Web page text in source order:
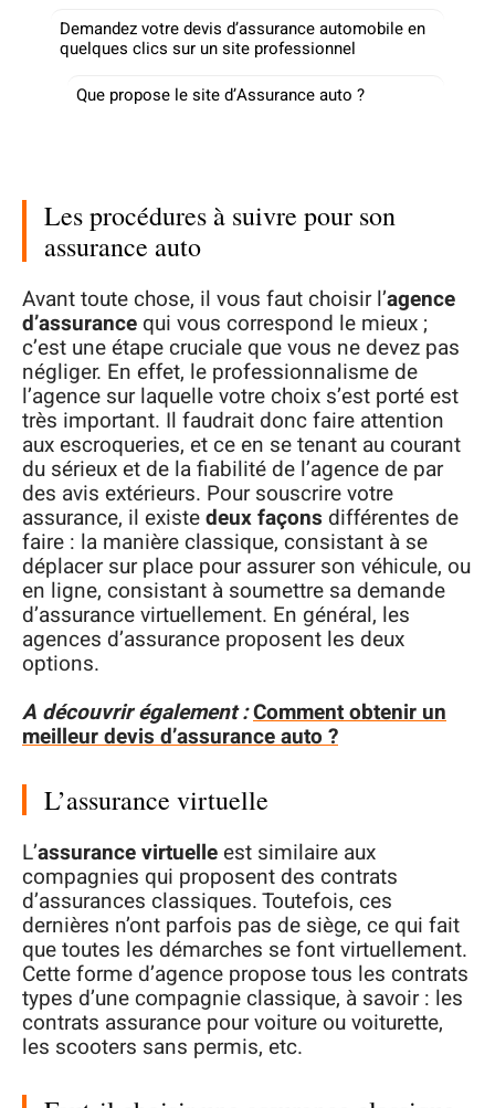
Demandez votre devis d’assurance automobile en
quelques clics sur un site professionnel
Que propose le site d’Assurance auto ?
Les procédures à suivre pour son
assurance auto
Avant toute chose, il vous faut choisir l’agence
d’assurance qui vous correspond le mieux ;
c’est une étape cruciale que vous ne devez pas
négliger. En effet, le professionnalisme de
l’agence sur laquelle votre choix s’est porté est
très important. Il faudrait donc faire attention
aux escroqueries, et ce en se tenant au courant
du sérieux et de la fiabilité de l’agence de par
des avis extérieurs. Pour souscrire votre
assurance, il existedeux façons différentes de
faire : la manière classique, consistant à se
déplacer sur place pour assurer son véhicule, ou
en ligne, consistant à soumettre sa demande
d’assurance virtuellement. En général, les
agences d’assurance proposent les deux
options.
A découvrir également :Comment obtenir un
meilleur devis d’assurance auto ?
L’assurance virtuelle
L’assurance virtuelleest similaire aux
compagnies qui proposent des contrats
d’assurances classiques. Toutefois, ces
dernières n’ont parfois pas de siège, ce qui fait
que toutes les démarches se font virtuellement.
Cette forme d’agence propose tous les contrats
types d’une compagnie classique, à savoir : les
contrats assurance pour voiture ou voiturette,
les scooters sans permis, etc.